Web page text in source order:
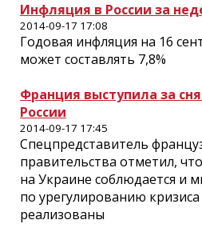
Инфляция в России за
2014-09-17 17:08
Годовая инфляция на 16
может составлять 7,8%
Франция выступила за
России
2014-09-17 17:45
Спецпредставитель
правительства отметил,
на Украине соблюдается и
по урегулированию
реализованы